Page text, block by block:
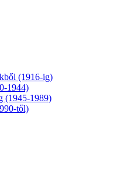
(1916-ig)
1944)
(1945-1989)
től)